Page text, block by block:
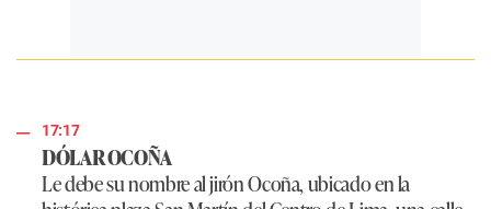
17:17
DÓLAR OCOÑA
Le debe su nombre al jirón Ocoña, ubicado en la